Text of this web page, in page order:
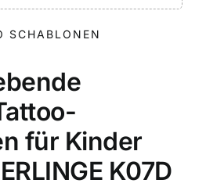
SCHABLONEN
für Kinder
K07D